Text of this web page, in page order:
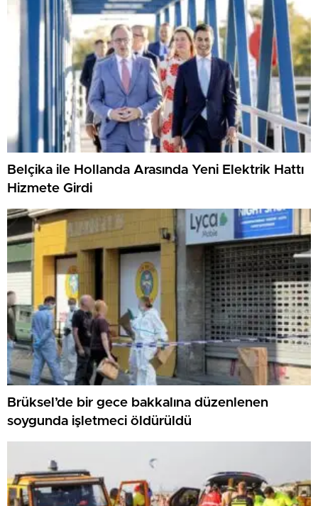
Belçika ile Hollanda Arasında Yeni Elektrik Hattı
Hizmete Girdi
Brüksel’de bir gece bakkalına düzenlenen
soygunda işletmeci öldürüldü